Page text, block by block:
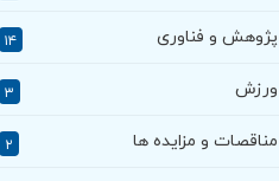
پژوهش و فناوری ۱۴
ورزش ۳
مناقصات و مزایده ها ۲